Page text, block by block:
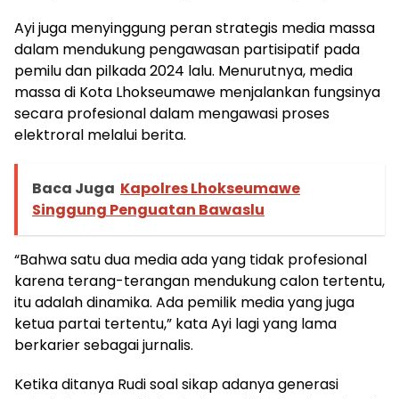
Ayi juga menyinggung peran strategis media massa
dalam mendukung pengawasan partisipatif pada
pemilu dan pilkada 2024 lalu. Menurutnya, media
massa di Kota Lhokseumawe menjalankan fungsinya
secara profesional dalam mengawasi proses
elektroral melalui berita.
Baca Juga Kapolres Lhokseumawe
Singgung Penguatan Bawaslu
“Bahwa satu dua media ada yang tidak profesional
karena terang-terangan mendukung calon tertentu,
itu adalah dinamika. Ada pemilik media yang juga
ketua partai tertentu,” kata Ayi lagi yang lama
berkarier sebagai jurnalis.
Ketika ditanya Rudi soal sikap adanya generasi